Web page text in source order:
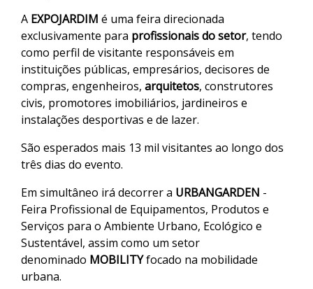
A EXPOJARDIM é uma feira direcionada
exclusivamente para profissionais do setor, tendo
como perfil de visitante responsáveis em
instituições públicas, empresários, decisores de
compras, engenheiros, arquitetos, construtores
civis, promotores imobiliários, jardineiros e
instalações desportivas e de lazer.
São esperados mais 13 mil visitantes ao longo dos
três dias do evento.
Em simultâneo irá decorrer a URBANGARDEN -
Feira Profissional de Equipamentos, Produtos e
Serviços para o Ambiente Urbano, Ecológico e
Sustentável, assim como um setor
denominado MOBILITYfocado na mobilidade
urbana.